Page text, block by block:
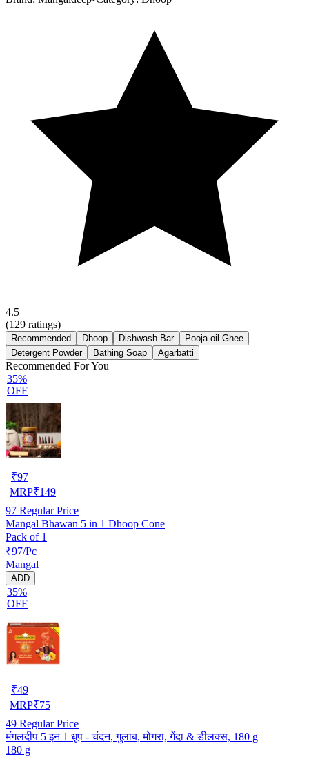
4.5
(129 ratings)
Recommended Dhoop Dishwash Bar
Pooja oil Ghee
Detergent Powder
Bathing Soap Agarbatti
Recommended For You
35%
OFF
₹97
MRP₹149
97 Regular Price
Mangal Bhawan 5 in 1 Dhoop Cone
Pack of 1
₹97/Pc
Mangal
ADD
35%
OFF
₹49
MRP₹75
49 Regular Price
मंगलदीप 5 इन 1 धूप - चंदन, गुलाब, मोगरा, गेंदा & डीलक्स, 180 g
180 g